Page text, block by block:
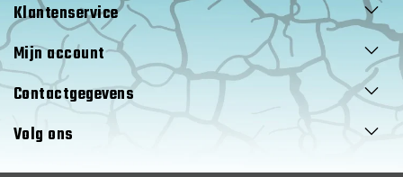
Klantenservice
Mijn account
Contactgegevens
Volg ons